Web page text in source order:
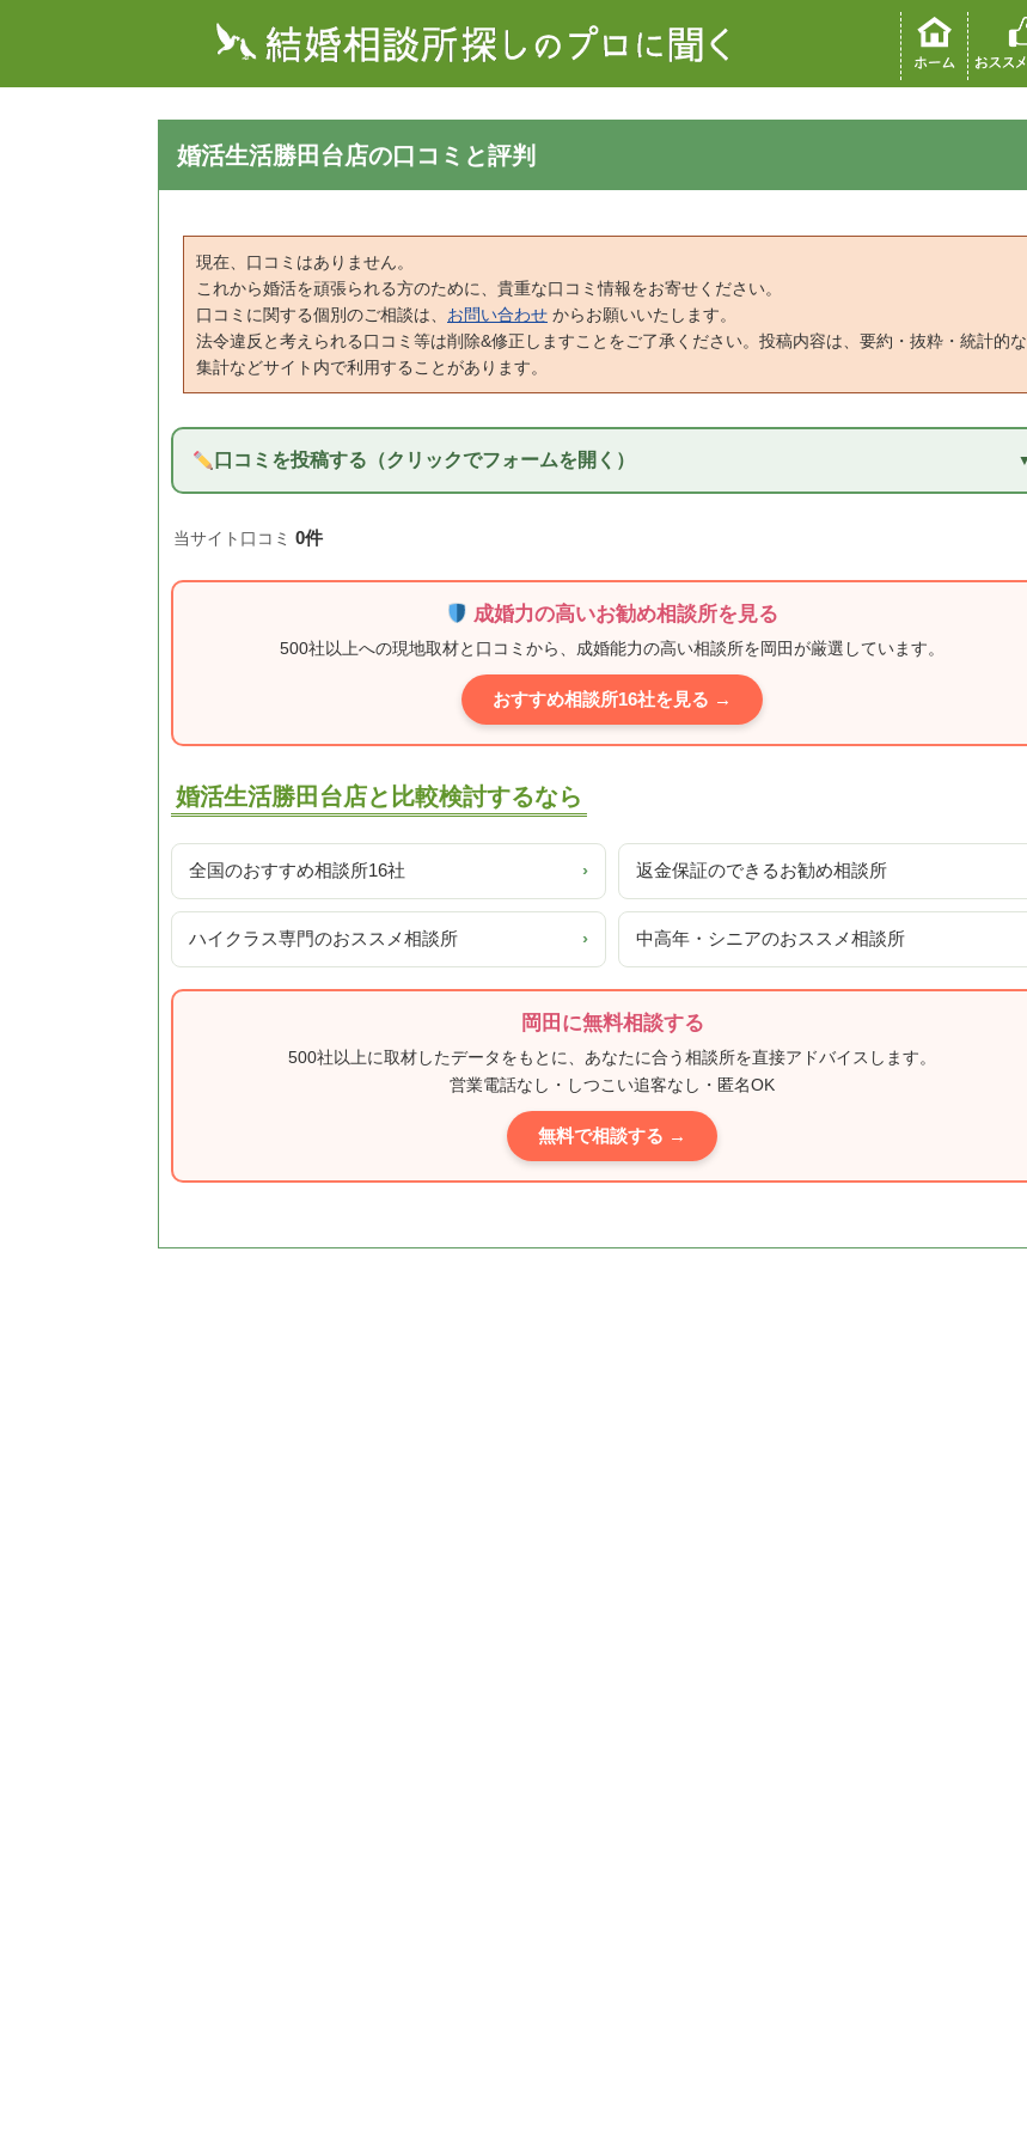
婚活生活勝田台店の口コミと評判
現在、口コミはありません。
これから婚活を頑張られる方のために、貴重な口コミ情報をお寄せください。
口コミに関する個別のご相談は、 お問い合わせ からお願いいたします。
法令違反と考えられる口コミ等は削除&修正しますことをご了承ください。投稿内容は、要約・抜粋・統計的な
集計などサイト内で利用することがあります。
口コミを投稿する（クリックでフォームを開く）
当サイト口コミ 0件
成婚力の高いお勧め相談所を見る
500社以上への現地取材と口コミから、成婚能力の高い相談所を岡田が厳選しています。
おすすめ相談所16社を見る →
婚活生活勝田台店と比較検討するなら
全国のおすすめ相談所16社 › 返金保証のできるお勧め相談所
ハイクラス専門のおススメ相談所 › 中高年・シニアのおススメ相談所
岡田に無料相談する
500社以上に取材したデータをもとに、あなたに合う相談所を直接アドバイスします。
営業電話なし・しつこい追客なし・匿名OK
無料で相談する →